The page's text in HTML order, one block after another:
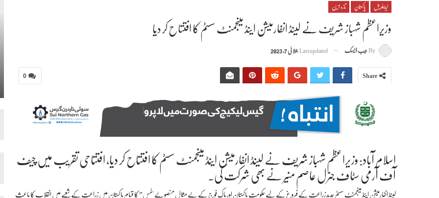
ایڈیٹوریل پاکستان تازہ ترین
وزیراعظم شہباز شریف نے لینڈ انفارمیشن اینڈ مینجمنٹ سسٹم کا افتتاح کر دیا
By ویب ڈیسک Last updated جولائی 7, 2023
0 Share
اسلام آباد: وزیراعظم شہباز شریف نے لینڈ انفارمیشن اینڈ مینجمنٹ سسٹم کا افتتاح کر دیا، افتتاحی تقریب میں چیف
آف آرمی سٹاف جنرل عاصم منیر نے بھی شرکت کی۔
لینڈ انفارمیشن اینڈ مینجمنٹ سسٹم جدید زراعت کے فروغ کے لیے حکومت پاکستان اور پاک فوج کے بے مثال منصوبے "لمس” کا قیام پاکستان میں زراعت کے شعبے میں انقلاب کا باعث